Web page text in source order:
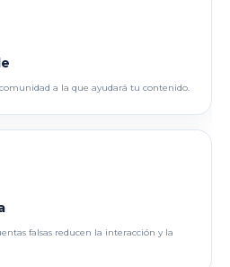
a la que ayudará tu contenido.
falsas reducen la interacción y la